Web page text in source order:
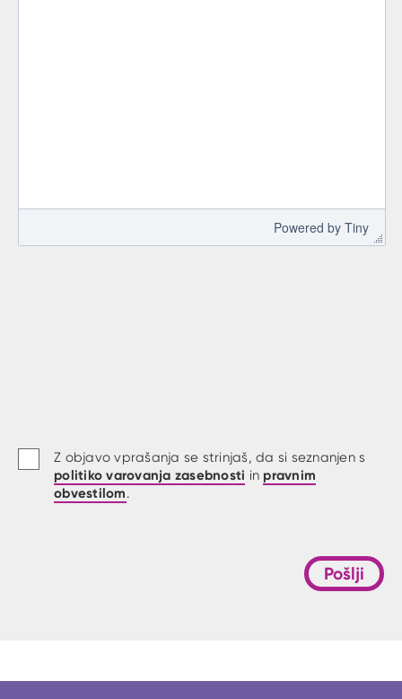
Powered by Tiny
Z objavo vprašanja se strinjaš, da si seznanjen s
politiko varovanja zasebnosti in pravnim
obvestilom.
Pošlji